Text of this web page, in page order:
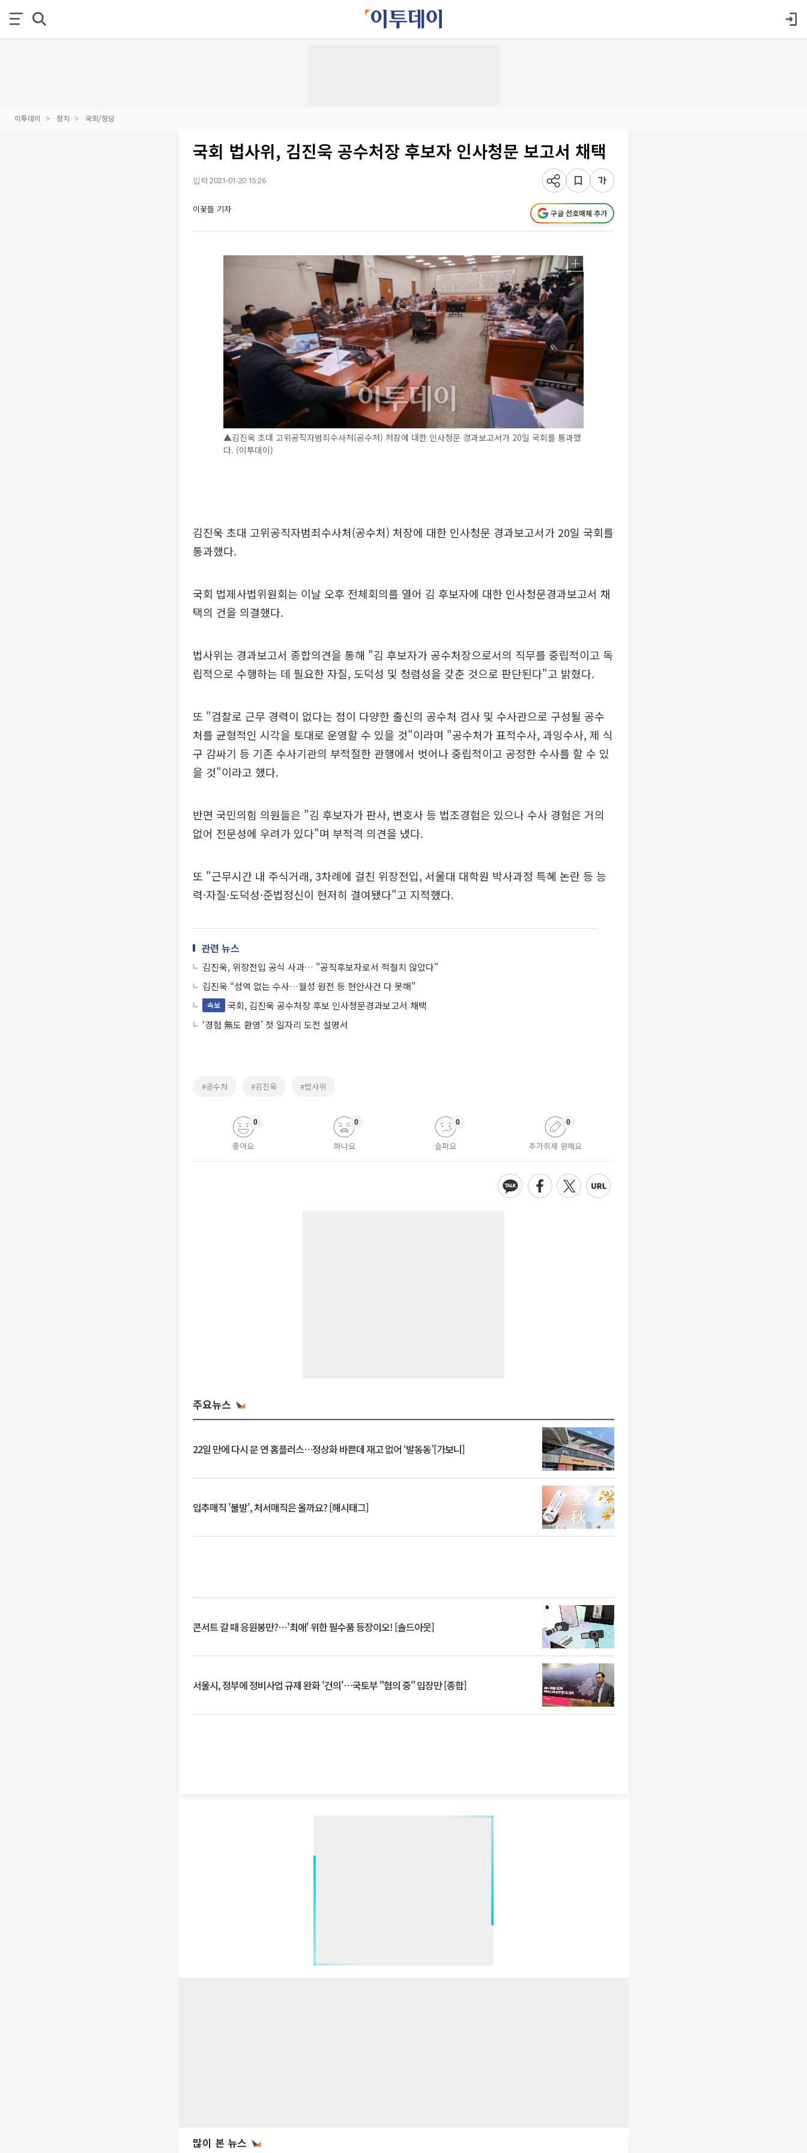
이투데이 정치 국회/정당
국회 법사위, 김진욱 공수처장 후보자 인사청문 보고서 채택
입력 2021-01-20 15:26
이꽃들 기자 구글 선호매체 추가
▲김진욱 초대 고위공직자범죄수사처(공수처) 처장에 대한 인사청문 경과보고서가 20일 국회를 통과했
다. (이투데이)
김진욱 초대 고위공직자범죄수사처(공수처) 처장에 대한 인사청문 경과보고서가 20일 국회를
통과했다.
국회 법제사법위원회는 이날 오후 전체회의를 열어 김 후보자에 대한 인사청문경과보고서 채
택의 건을 의결했다.
법사위는 경과보고서 종합의견을 통해 "김 후보자가 공수처장으로서의 직무를 중립적이고 독
립적으로 수행하는 데 필요한 자질, 도덕성 및 청렴성을 갖춘 것으로 판단된다"고 밝혔다.
또 "검찰로 근무 경력이 없다는 점이 다양한 출신의 공수처 검사 및 수사관으로 구성될 공수
처를 균형적인 시각을 토대로 운영할 수 있을 것"이라며 "공수처가 표적수사, 과잉수사, 제 식
구 감싸기 등 기존 수사기관의 부적절한 관행에서 벗어나 중립적이고 공정한 수사를 할 수 있
을 것"이라고 했다.
반면 국민의힘 의원들은 "김 후보자가 판사, 변호사 등 법조경험은 있으나 수사 경험은 거의
없어 전문성에 우려가 있다"며 부적격 의견을 냈다.
또 "근무시간 내 주식거래, 3차례에 걸친 위장전입, 서울대 대학원 박사과정 특혜 논란 등 능
력·자질·도덕성·준법정신이 현저히 결여됐다"고 지적했다.
관련 뉴스
김진욱, 위장전입 공식 사과… "공직후보자로서 적절치 않았다"
김진욱 “성역 없는 수사…월성 원전 등 현안사건 다 못해”
속보
국회, 김진욱 공수처장 후보 인사청문경과보고서 채택
‘경험 無도 환영’ 첫 일자리 도전 설명서
#공수처 #김진욱 #법사위
좋아요
0
화나요
0
슬퍼요
0
추가취재 원해요
0
주요뉴스
22일 만에 다시 문 연 홈플러스…정상화 바쁜데 재고 없어 ‘발동동’[가보니]
입추매직 '불발', 처서매직은 올까요? [해시태그]
콘서트 갈 때 응원봉만?⋯'최애' 위한 필수품 등장이오! [솔드아웃]
서울시, 정부에 정비사업 규제 완화 '건의'⋯국토부 "협의 중" 입장만 [종합]
많이 본 뉴스